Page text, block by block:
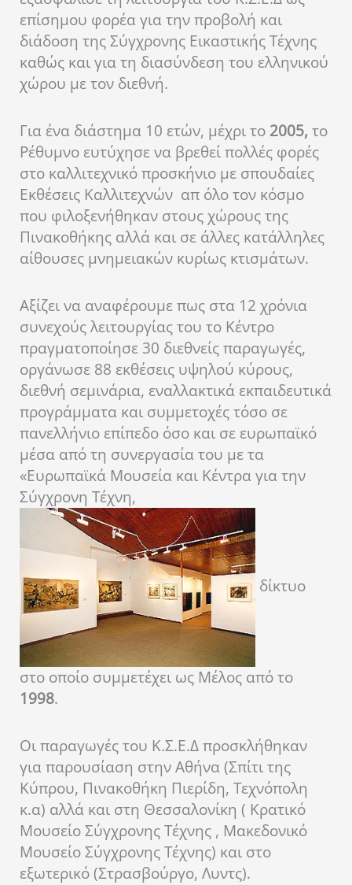
επίσημου φορέα για την προβολή και
διάδοση της Σύγχρονης Εικαστικής Τέχνης
καθώς και για τη διασύνδεση του ελληνικού
χώρου με τον διεθνή.
Για ένα διάστημα 10 ετών, μέχρι το 2005, το
Ρέθυμνο ευτύχησε να βρεθεί πολλές φορές
στο καλλιτεχνικό προσκήνιο με σπουδαίες
Εκθέσεις Καλλιτεχνών απ όλο τον κόσμο
που φιλοξενήθηκαν στους χώρους της
Πινακοθήκης αλλά και σε άλλες κατάλληλες
αίθουσες μνημειακών κυρίως κτισμάτων.
Αξίζει να αναφέρουμε πως στα 12 χρόνια
συνεχούς λειτουργίας του το Κέντρο
πραγματοποίησε 30 διεθνείς παραγωγές,
οργάνωσε 88 εκθέσεις υψηλού κύρους,
διεθνή σεμινάρια, εναλλακτικά εκπαιδευτικά
προγράμματα και συμμετοχές τόσο σε
πανελλήνιο επίπεδο όσο και σε ευρωπαϊκό
μέσα από τη συνεργασία του με τα
«Ευρωπαϊκά Μουσεία και Κέντρα για την
Σύγχρονη Τέχνη,
δίκτυο
στο οποίο συμμετέχει ως Μέλος από το
1998.
Οι παραγωγές του Κ.Σ.Ε.Δ προσκλήθηκαν
για παρουσίαση στην Αθήνα (Σπίτι της
Κύπρου, Πινακοθήκη Πιερίδη, Τεχνόπολη
κ.α) αλλά και στη Θεσσαλονίκη ( Κρατικό
Μουσείο Σύγχρονης Τέχνης , Μακεδονικό
Μουσείο Σύγχρονης Τέχνης) και στο
εξωτερικό (Στρασβούργο, Λυντς).